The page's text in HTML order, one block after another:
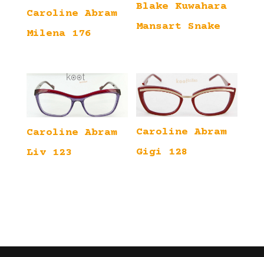
Caroline Abram
Milena 176
Blake Kuwahara
Mansart Snake
Caroline Abram
Liv 123
Caroline Abram
Gigi 128